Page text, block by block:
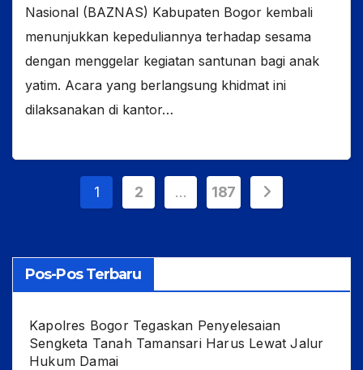
Nasional (BAZNAS) Kabupaten Bogor kembali
menunjukkan kepeduliannya terhadap sesama
dengan menggelar kegiatan santunan bagi anak
yatim. Acara yang berlangsung khidmat ini
dilaksanakan di kantor…
Paginasi
1 2 … 187
Pos-Pos Terbaru
Kapolres Bogor Tegaskan Penyelesaian
Sengketa Tanah Tamansari Harus Lewat Jalur
Hukum Damai